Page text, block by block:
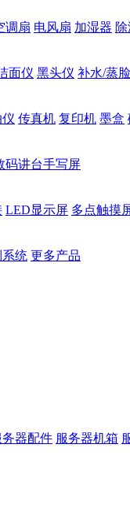
调扇 电风扇 加湿器
面仪 黑头仪 补水/蒸
传真机 复印机 墨盒
码讲台手写屏
LED显示屏 多点触摸
统 更多产品
务器配件 服务器机箱